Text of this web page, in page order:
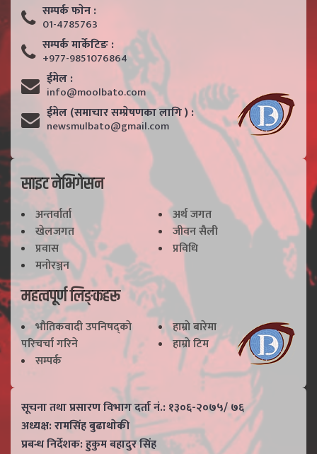
सम्पर्क फाेन :
01-4785763
सम्पर्क मार्केटिङ :
+977-9851076864
ईमेल :
info@moolbato.com
ईमेल (समाचार सम्प्रेषणका लागि ) :
newsmulbato@gmail.com
साइट नेभिगेसन
अन्तर्वार्ता
अर्थ जगत
खेलजगत
जीवन सैली
प्रवास
प्रविधि
मनोरञ्जन
महत्वपूर्ण लिङ्कहरू
भाैतिकवादी उपनिषद्काे
परिचर्चा गरिने
हाम्राे बारेमा
हाम्राे टिम
सम्पर्क
सूचना तथा प्रसारण विभाग दर्ता नं.: १३०६-२०७५/ ७६
अध्यक्ष: रामसिंह बुढाथाेकी
प्रबन्ध निर्देशक: हुकुम बहादुर सिंह